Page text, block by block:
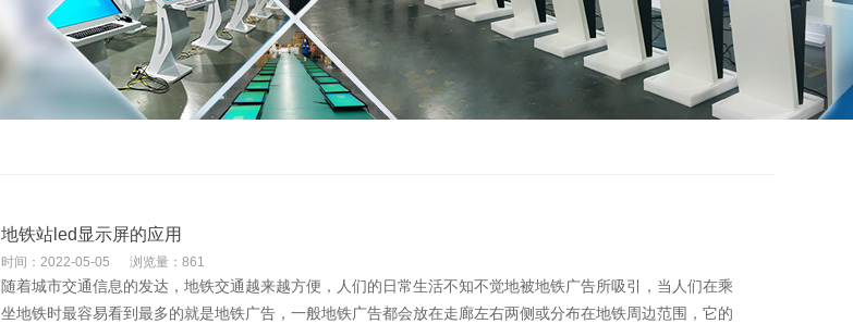
地铁站led显示屏的应用
时间：2022-05-05 浏览量：861
随着城市交通信息的发达，地铁交通越来越方便，人们的日常生活不知不觉地被地铁广告所吸引，当人们在乘
坐地铁时最容易看到最多的就是地铁广告，一般地铁广告都会放在走廊左右两侧或分布在地铁周边范围，它的